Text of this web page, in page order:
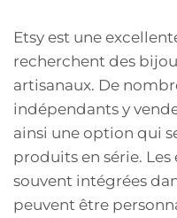
Etsy est une
recherchent des
artisanaux. De
indépendants y
ainsi une option qui
produits en série. Les
souvent intégrées
peuvent être